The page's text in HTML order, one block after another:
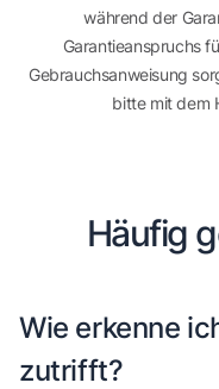
während der
Garantieanspruchs
Gebrauchsanweisung
bitte mit dem
Häufig
Wie erkenne
zutrifft?